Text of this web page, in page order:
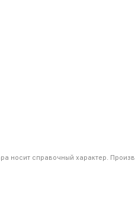
носит справочный характер.